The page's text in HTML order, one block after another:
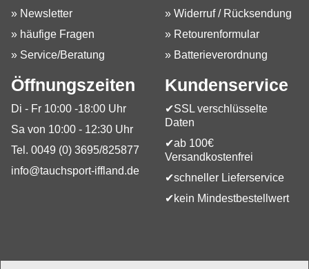
» Newsletter
» häufige Fragen
» Service/Beratung
» Widerruf / Rücksendung
» Retourenformular
» Batterieverordnung
Öffnungszeiten
Di - Fr 10:00 -18:00 Uhr
Sa von 10:00 - 12:30 Uhr
Tel. 0049 (0) 3695/825877
info@tauchsport-iffland.de
Kundenservice
✔SSL verschlüsselte
Daten
✔ab 100€
Versandkostenfrei
✔schneller Lieferservice
✔kein Mindestbestellwert